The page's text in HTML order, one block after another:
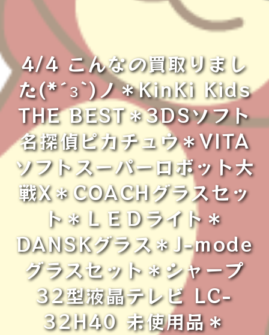
4/4 こんなの買取りまし
た(*´з`)ノ＊KinKi Kids
THE BEST＊3DSソフト
名探偵ピカチュウ＊VITA
ソフトスーパーロボット大
戦X＊COACHグラスセッ
ト＊ＬＥＤライト＊
DANSKグラス＊J-mode
グラスセット＊シャープ
32型液晶テレビ LC-
32H40 未使用品＊